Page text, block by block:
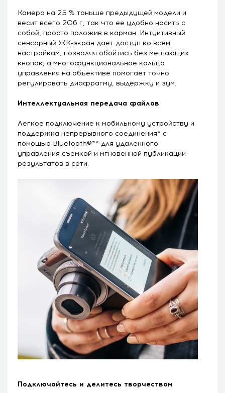
Камера на 25 % тоньше предыдущей модели и
весит всего 206 г, так что ее удобно носить с
собой, просто положив в карман. Интуитивный
сенсорный ЖК-экран дает доступ ко всем
настройкам, позволяя обойтись без мешающих
кнопок, а многофункциональное кольцо
управления на объективе помогает точно
регулировать диафрагму, выдержку и зум.
Интеллектуальная передача файлов
Легкое подключение к мобильному устройству и
поддержка непрерывного соединения* с
помощью Bluetooth®** для удаленного
управления съемкой и мгновенной публикации
результатов в сети.
Подключайтесь и делитесь творчеством